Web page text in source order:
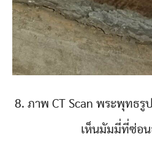
8. ภาพ CT Scan พระพุทธรู
เห็นมัมมี่ที่ซ่อน